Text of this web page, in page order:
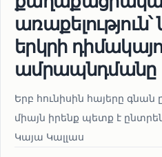
երկրի
ամրապնդմանը
Երբ հունիսին հայերը գնան
միայն իրենք պետք է
Կայա Կալլաս